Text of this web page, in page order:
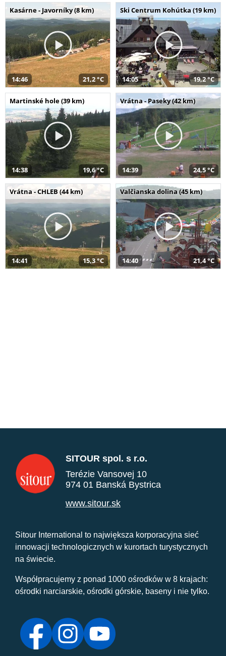
Kasárne - Javorníky (8 km)
14:46 21,2 °C
Ski Centrum Kohútka (19 km)
14:05 19,2 °C
Martinské hole (39 km)
14:38 19,6 °C
Vrátna - Paseky (42 km)
14:39 24,5 °C
Vrátna - CHLEB (44 km)
14:41 15,3 °C
Valčianska dolina (45 km)
14:40 21,4 °C
SITOUR spol. s r.o.
Terézie Vansovej 10
974 01 Banská Bystrica
www.sitour.sk
Sitour International to największa korporacyjna sieć
innowacji technologicznych w kurortach turystycznych
na świecie.
Współpracujemy z ponad 1000 ośrodków w 8 krajach:
ośrodki narciarskie, ośrodki górskie, baseny i nie tylko.